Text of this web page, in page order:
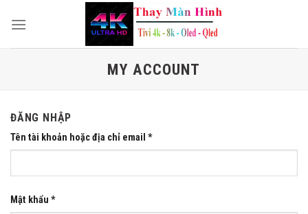
MY ACCOUNT
ĐĂNG NHẬP
Tên tài khoản hoặc địa chỉ email *
Mật khẩu *